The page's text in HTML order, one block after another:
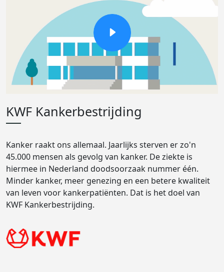
KWF Kankerbestrijding
Kanker raakt ons allemaal. Jaarlijks sterven er zo'n
45.000 mensen als gevolg van kanker. De ziekte is
hiermee in Nederland doodsoorzaak nummer één.
Minder kanker, meer genezing en een betere kwaliteit
van leven voor kankerpatiënten. Dat is het doel van
KWF Kankerbestrijding.